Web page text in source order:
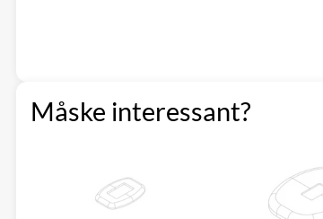
Måske interessant?